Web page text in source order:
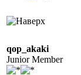
qop_akaki
Junior Member